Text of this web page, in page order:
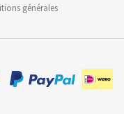
générales